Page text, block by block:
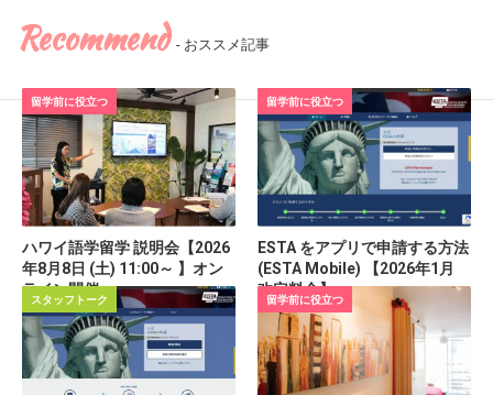
Recommend - おススメ記事
留学前に役立つ
ハワイ語学留学 説明会【2026
年8月8日 (土) 11:00～ 】オン
ライン開催
留学前に役立つ
ESTA をアプリで申請する方法
(ESTA Mobile) 【2026年1月
改定料金】
スタッフトーク 留学前に役立つ